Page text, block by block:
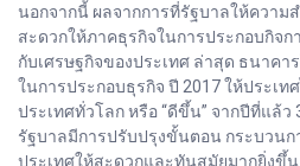
นอกจากนี้ ผลจากการที่รัฐบาลให้ความ
สะดวกให้ภาคธุรกิจในการประกอบกิจก
กับเศรษฐกิจของประเทศ ล่าสุด ธนาคา
ในการประกอบธุรกิจ ปี 2017 ให้ประเท
ประเทศทั่วโลก หรือ “ดีขึ้น” จากปีที่แล้ว
รัฐบาลมีการปรับปรุงขั้นตอน กระบวนก
ประเทศให้สะดวกและทันสมัยมากยิ่งขึ้น